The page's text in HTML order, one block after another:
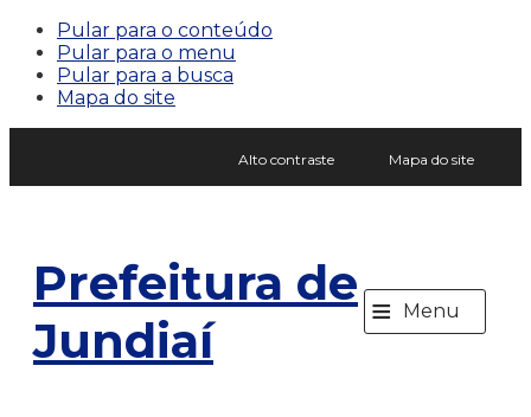
Pular para o conteúdo
Pular para o menu
Pular para a busca
Mapa do site
Alto contraste Mapa do site
Prefeitura de
Jundiaí
≡ Menu